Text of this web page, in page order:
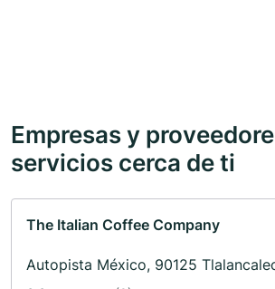
Empresas y
servicios cerca de ti
The Italian Coffee Company
Autopista México, 90125